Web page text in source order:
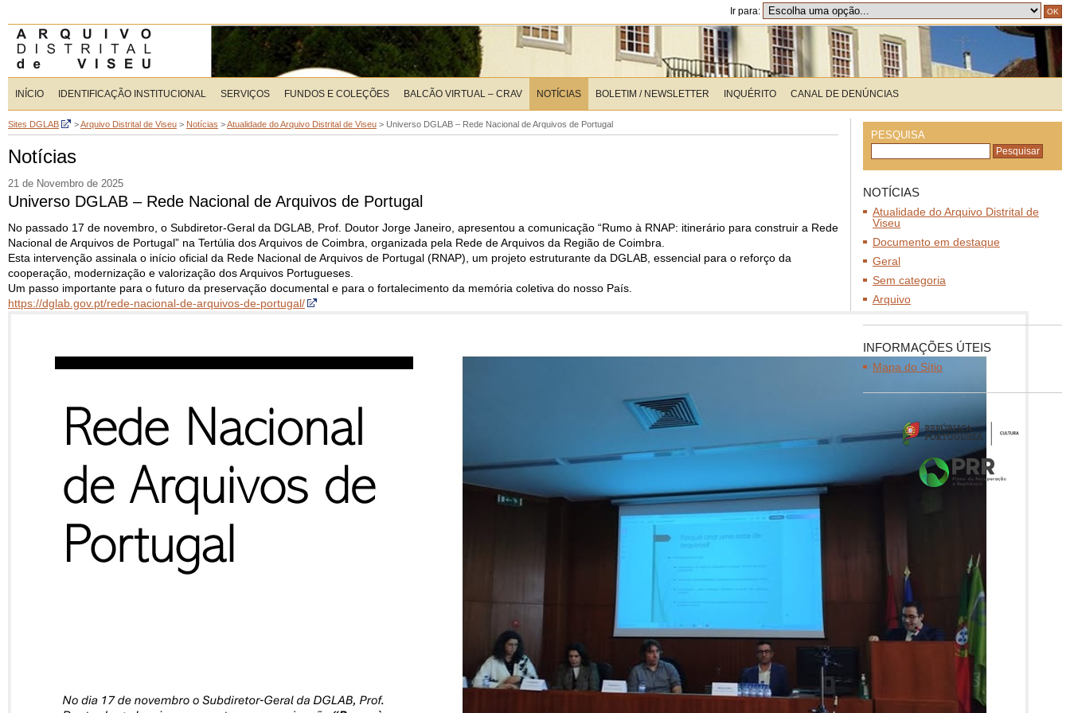
INÍCIO IDENTIFICAÇÃO INSTITUCIONAL SERVIÇOS FUNDOS E COLEÇÕES BALCÃO VIRTUAL – CRAV NOTÍCIAS BOLETIM / NEWSLETTER INQUÉRITO CANAL DE DENÚNCIAS
Sites DGLAB >Arquivo Distrital de Viseu > Notícias >Atualidade do Arquivo Distrital de Viseu > Universo DGLAB – Rede Nacional de Arquivos de Portugal
Notícias
21 de Novembro de 2025
Universo DGLAB – Rede Nacional de Arquivos de Portugal
No passado 17 de novembro, o Subdiretor-Geral da DGLAB, Prof. Doutor Jorge Janeiro, apresentou a comunicação “Rumo à RNAP: itinerário para construir a Rede
Nacional de Arquivos de Portugal” na Tertúlia dos Arquivos de Coimbra, organizada pela Rede de Arquivos da Região de Coimbra.
Esta intervenção assinala o início oficial da Rede Nacional de Arquivos de Portugal (RNAP), um projeto estruturante da DGLAB, essencial para o reforço da
cooperação, modernização e valorização dos Arquivos Portugueses.
Um passo importante para o futuro da preservação documental e para o fortalecimento da memória coletiva do nosso País.
https://dglab.gov.pt/rede-nacional-de-arquivos-de-portugal/
PESQUISA
NOTÍCIAS
Atualidade do Arquivo Distrital de
Viseu
Documento em destaque
Geral
Sem categoria
Arquivo
INFORMAÇÕES ÚTEIS
Mapa do Sítio
Ir para: